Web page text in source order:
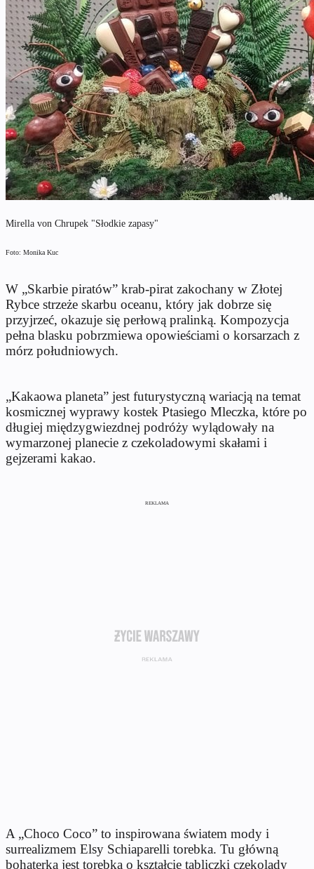
Mirella von Chrupek "Słodkie zapasy"
Foto: Monika Kuc
W „Skarbie piratów” krab-pirat zakochany w Złotej
Rybce strzeże skarbu oceanu, który jak dobrze się
przyjrzeć, okazuje się perłową pralinką. Kompozycja
pełna blasku pobrzmiewa opowieściami o korsarzach z
mórz południowych.
„Kakaowa planeta” jest futurystyczną wariacją na temat
kosmicznej wyprawy kostek Ptasiego Mleczka, które po
długiej międzygwiezdnej podróży wylądowały na
wymarzonej planecie z czekoladowymi skałami i
gejzerami kakao.
REKLAMA
A „Choco Coco” to inspirowana światem mody i
surrealizmem Elsy Schiaparelli torebka. Tu główną
bohaterką jest torebka o kształcie tabliczki czekolady